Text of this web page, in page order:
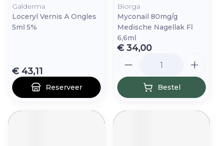
Galderma
Loceryl Vernis A Ongles
5ml 5%
€ 43,11
Reserveer
Biorga
Myconail 80mg/g
Medische Nagellak Fl
6,6ml
€ 34,00
Bestel